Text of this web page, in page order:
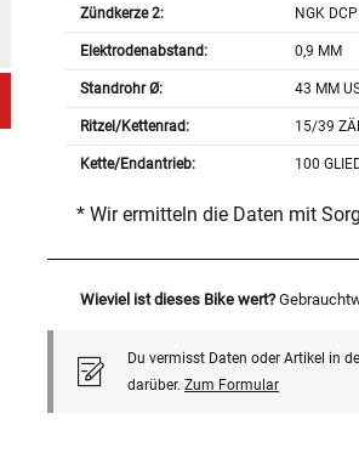
Zündkerze 2: NGK
Elektrodenabstand: 0,9 MM
Standrohr Ø: 43 MM
Ritzel/Kettenrad: 15/39
Kette/Endantrieb: 100
* Wir ermitteln die Daten mit
Wieviel ist dieses Bike wert?
Du vermisst Daten oder Artikel in
darüber. Zum Formular